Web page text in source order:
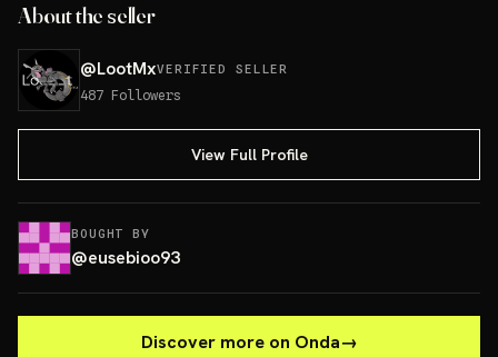
About the seller
@LootMxVERIFIED SELLER
487 Followers
View Full Profile
BOUGHT BY
@eusebioo93
Discover more on Onda→